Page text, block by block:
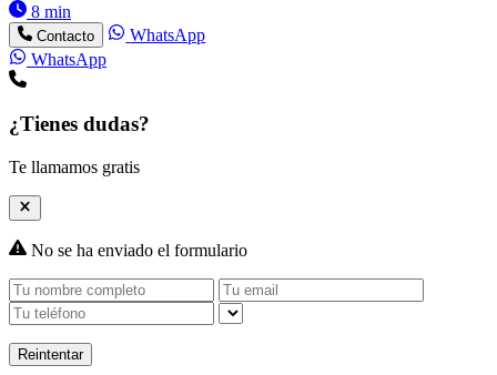
8 min
Contacto
WhatsApp
WhatsApp
¿Tienes dudas?
Te llamamos gratis
No se ha enviado el formulario
Reintentar